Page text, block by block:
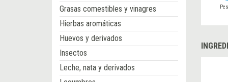
Grasas comestibles y vinagres
Hierbas aromáticas
Huevos y derivados
Insectos
Leche, nata y derivados